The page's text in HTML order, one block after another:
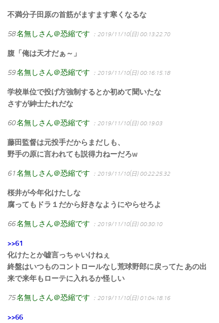
不満分子田原の首筋がますます寒くなるな
58名無しさん＠恐縮です ：2019/11/10(日) 00:13:22.70
腹「俺は天才だぁ～」
59名無しさん＠恐縮です ：2019/11/10(日) 00:16:15.18
学校単位で投げ方強制するとか初めて聞いたな
さすが紳士たれだな
60名無しさん＠恐縮です ：2019/11/10(日) 00:19:03
藤田監督は元投手だからまだしも、
野手の原に言われても説得力ねーだろw
61名無しさん＠恐縮です ：2019/11/10(日) 00:22:25.32
桜井が今年化けたしな
腐ってもドラ１だから好きなようにやらせろよ
66名無しさん＠恐縮です ：2019/11/10(日) 00:30:10
>>61
化けたとか嘘言っちゃいけねぇ
終盤はいつものコントロールなし荒球野郎に戻ってた あの出
来で来年もローテに入れるか怪しい
75名無しさん＠恐縮です ：2019/11/10(日) 01:04:18.16
>>66